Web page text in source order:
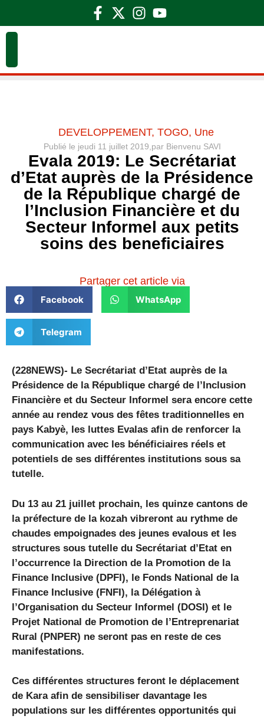
DEVELOPPEMENT, TOGO, Une
Publié le jeudi 11 juillet 2019, parBienvenu SAVI
Evala 2019: Le Secrétariat
d’Etat auprès de la Présidence
de la République chargé de
l’Inclusion Financière et du
Secteur Informel aux petits
soins des beneficiaires
Partager cet article via
Facebook WhatsApp
Telegram
(228NEWS)- Le Secrétariat d’Etat auprès de la
Présidence de la République chargé de l’Inclusion
Financière et du Secteur Informel sera encore cette
année au rendez vous des fêtes traditionnelles en
pays Kabyè, les luttes Evalas afin de renforcer la
communication avec les bénéficiaires réels et
potentiels de ses différentes institutions sous sa
tutelle.
Du 13 au 21 juillet prochain, les quinze cantons de
la préfecture de la kozah vibreront au rythme de
chaudes empoignades des jeunes evalous et les
structures sous tutelle du Secrétariat d’Etat en
l’occurrence la Direction de la Promotion de la
Finance Inclusive (DPFI), le Fonds National de la
Finance Inclusive (FNFI), la Délégation à
l’Organisation du Secteur Informel (DOSI) et le
Projet National de Promotion de l’Entreprenariat
Rural (PNPER) ne seront pas en reste de ces
manifestations.
Ces différentes structures feront le déplacement
de Kara afin de sensibiliser davantage les
populations sur les différentes opportunités qui